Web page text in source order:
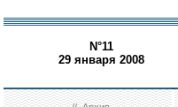
N°11
29 января 2008